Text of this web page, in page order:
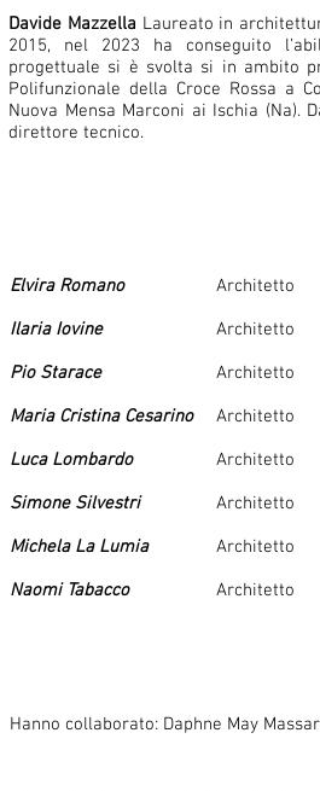
Davide Mazzella Laureato in
2015, nel 2023 ha conseguito
progettuale si è svolta si in ambito
Polifunzionale della Croce Rossa a
Nuova Mensa Marconi ai Ischia (Na).
direttore tecnico.
Elvira Romano
Ilaria Iovine
Pio Starace
Maria Cristina Cesarino
Luca Lombardo
Simone Silvestri
Michela La Lumia
Naomi Tabacco
Architetto
Architetto
Architetto
Architetto
Architetto
Architetto
Architetto
Architetto
Hanno collaborato: Daphne May